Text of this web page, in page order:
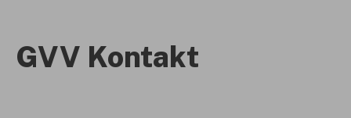
GVV Kontakt